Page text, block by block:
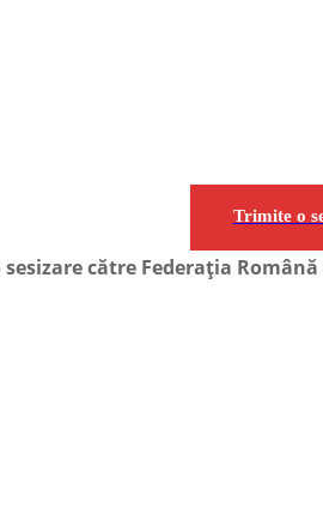
Trimite o
către Federația